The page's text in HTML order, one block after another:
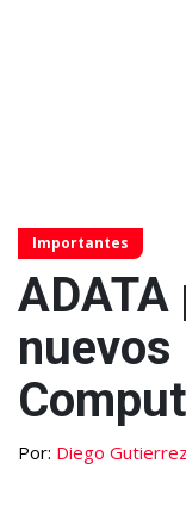
Importantes
Por: Diego Gutierrez